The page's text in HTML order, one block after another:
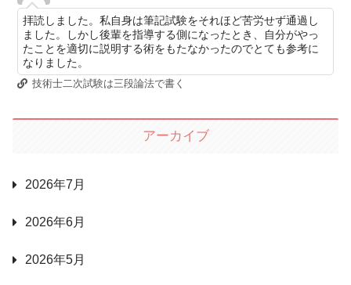
拝読しました。私自身は筆記試験をそれほど苦労せず通過し
ました。しかし後輩を指導する側になったとき、自分がやっ
たことを適切に説明する術をもたなかったのでとても参考に
なりました。
技術士二次試験は三段論法で書く
アーカイブ
2026年7月
2026年6月
2026年5月